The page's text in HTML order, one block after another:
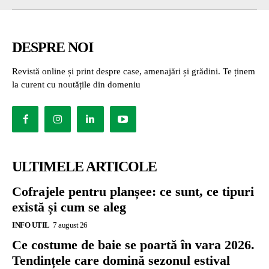
DESPRE NOI
Revistă online și print despre case, amenajări și grădini. Te ținem
la curent cu noutățile din domeniu
ULTIMELE ARTICOLE
Cofrajele pentru planșee: ce sunt, ce tipuri
există și cum se aleg
INFO UTIL 7 august 26
Ce costume de baie se poartă în vara 2026.
Tendințele care domină sezonul estival